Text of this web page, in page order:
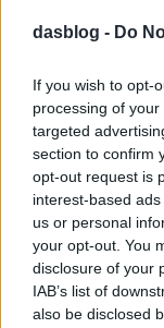
dasblog - Do
If you wish to opt-
processing of
targeted
section to confirm
opt-out request is
interest-based
us or personal
your opt-out. You
disclosure of your
IAB’s list of
also be disclosed
Sílécek
szolgál.
láthatatlan
gondoskodik a
szállításáról.
A négy önálló
középkonzolra